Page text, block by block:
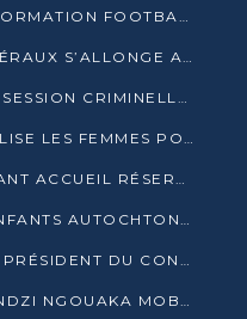
KINTELÉ, FUTUR HUB DE LA FORMATION FOOTBALLISTIQUE AFRICAINE ?
LA LISTE DES HÔPITAUX GÉNÉRAUX S’ALLONGE AU CONGO
JUSTICE : OUVERTURE DE LA SESSION CRIMINELLE À BRAZZAVILLE AVEC 52 DOSSIERS AU RÔLE
L’OFC CUVETTE-OUEST MOBILISE LES FEMMES POUR ACCUEILLIR LE PRÉSIDENT DE LA RÉPUBLIQUE
VISITE DE TRAVAIL : UN VIBRANT ACCUEIL RÉSERVÉ À DENIS SASSOU-N’GUESSO PAR L’ASSOCIATION « LES AMIS DE WOMO »
LÉKOUMOU : PLUS DE 900 ENFANTS AUTOCHTONES REÇOIVENT DES KITS SCOLAIRES GRÂCE À L’ESPACE OPOKO
PASCAL TSATY-MABIALA ÉLU PRÉSIDENT DU CONSEIL NATIONAL DE L’UPADS
LA SECTION 1-PCT MOUKOUNDZI NGOUAKA MOBILISE 100 000 FCFA POUR LE 6ᵉ CONGRÈS DU PARTI